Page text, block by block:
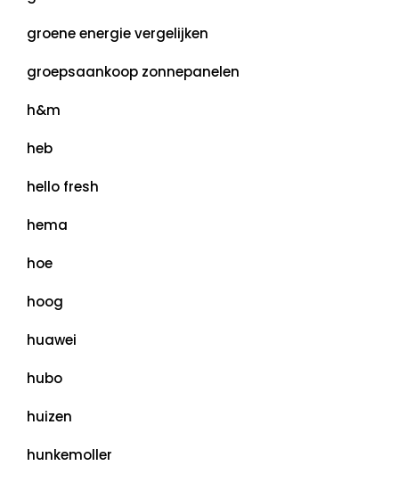
groene energie vergelijken
groepsaankoop zonnepanelen
h&m
heb
hello fresh
hema
hoe
hoog
huawei
hubo
huizen
hunkemoller